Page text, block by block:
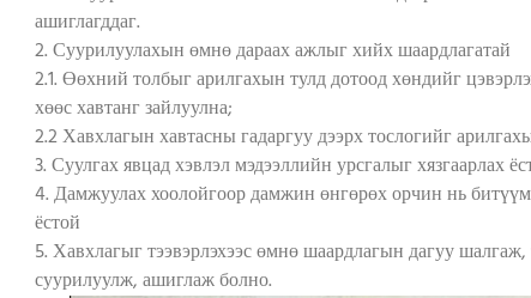
ашиглагддаг.
2. Суурилуулахын өмнө дараах ажлыг хийх шаардлагатай
2.1. Өөхний толбыг арилгахын тулд дотоод хөндийг
хөөс хавтанг зайлуулна;
2.2 Хавхлагын хавтасны гадаргуу дээрх тослогийг
3. Суулгах явцад хэвлэл мэдээллийн урсгалыг хязгаарлах
4. Дамжуулах хоолойгоор дамжин өнгөрөх орчин нь
ёстой
5. Хавхлагыг тээвэрлэхээс өмнө шаардлагын дагуу
суурилуулж, ашиглаж болно.